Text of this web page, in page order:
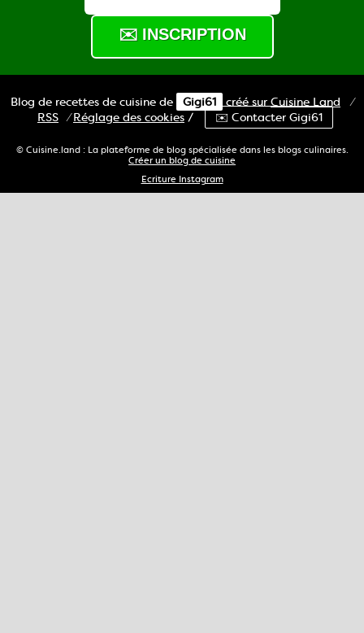
Blog de recettes de cuisine de Gigi61 créé sur Cuisine Land
⁄
RSS ⁄Réglage des cookies / ✉️ Contacter Gigi61
© Cuisine.land : La plateforme de blog spécialisée dans les blogs culinaires.
Créer un blog de cuisine
Ecriture Instagram